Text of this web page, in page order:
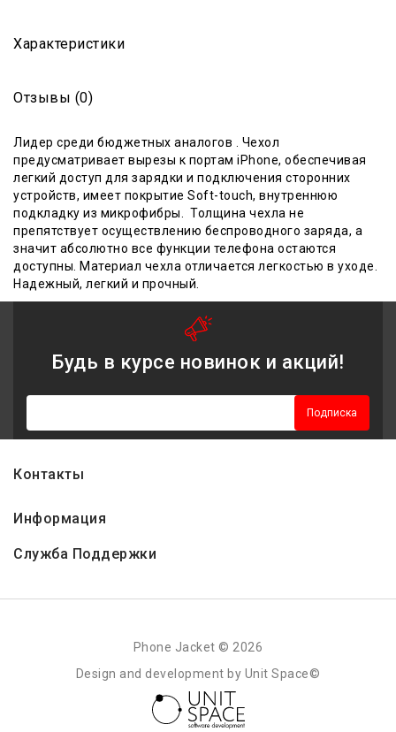
Характеристики
Отзывы (0)
Лидер среди бюджетных аналогов . Чехол
предусматривает вырезы к портам iPhone, обеспечивая
легкий доступ для зарядки и подключения сторонних
устройств, имеет покрытие Soft-touch, внутреннюю
подкладку из микрофибры. Толщина чехла не
препятствует осуществлению беспроводного заряда, а
значит абсолютно все функции телефона остаются
доступны. Материал чехла отличается легкостью в уходе.
Надежный, легкий и прочный.
Будь в курсе новинок и акций!
Подписка
Контакты
Информация
Служба Поддержки
Phone Jacket © 2026
Design and development by Unit Space©